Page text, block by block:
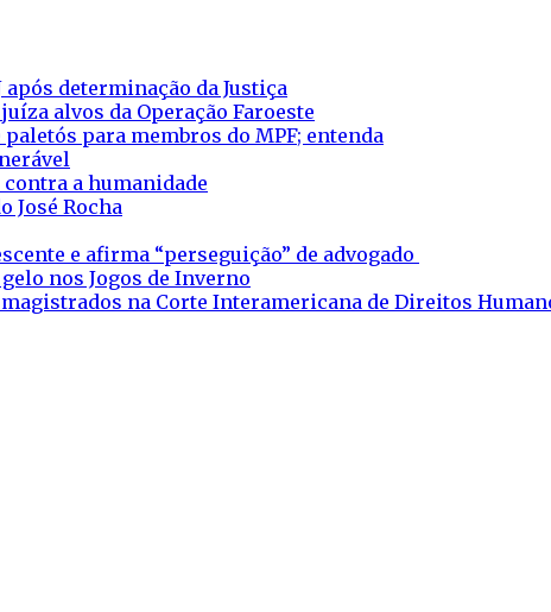
determinação da Justiça
alvos da Operação Faroeste
para membros do MPF; entenda
a humanidade
José Rocha
e afirma “perseguição” de advogado
nos Jogos de Inverno
na Corte Interamericana de Direitos